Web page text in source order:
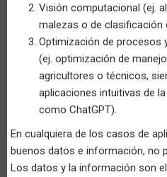
Visión computacional (ej.
malezas o de clasificación
Optimización de procesos
(ej. optimización de
agricultores o técnicos,
aplicaciones intuitivas de
como ChatGPT).
En cualquiera de los casos de
buenos datos e información, no
Los datos y la información son